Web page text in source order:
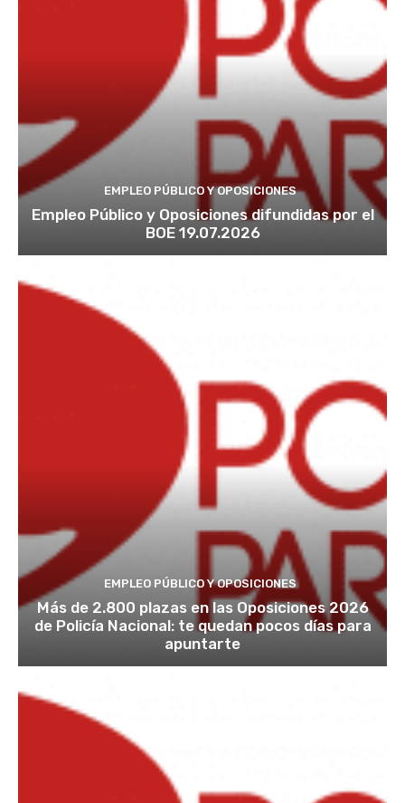
EMPLEO PÚBLICO Y OPOSICIONES
Empleo Público y Oposiciones difundidas por el
BOE 19.07.2026
EMPLEO PÚBLICO Y OPOSICIONES
Más de 2.800 plazas en las Oposiciones 2026
de Policía Nacional: te quedan pocos días para
apuntarte